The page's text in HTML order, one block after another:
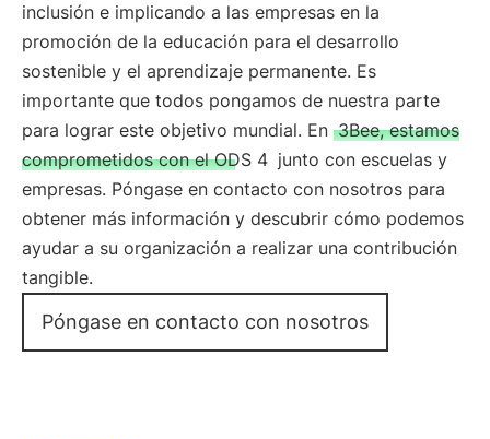
inclusión e implicando a las empresas en la
promoción de la educación para el desarrollo
sostenible y el aprendizaje permanente. Es
importante que todos pongamos de nuestra parte
para lograr este objetivo mundial. En 3Bee, estamos
comprometidos con el ODS 4 junto con escuelas y
empresas. Póngase en contacto con nosotros para
obtener más información y descubrir cómo podemos
ayudar a su organización a realizar una contribución
tangible.
Póngase en contacto con nosotros